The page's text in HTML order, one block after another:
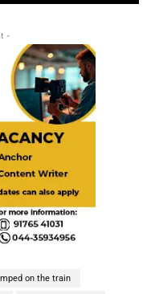
-
on the train